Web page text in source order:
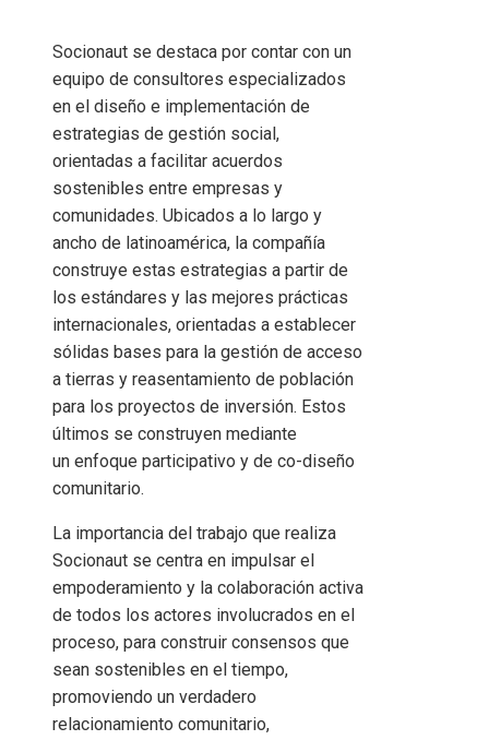
Socionaut se destaca por contar con un
equipo de consultores especializados
en el diseño e implementación de
estrategias de gestión social,
orientadas a facilitar acuerdos
sostenibles entre empresas y
comunidades. Ubicados a lo largo y
ancho de latinoamérica, la compañía
construye estas estrategias a partir de
los estándares y las mejores prácticas
internacionales, orientadas a establecer
sólidas bases para la gestión de acceso
a tierras y reasentamiento de población
para los proyectos de inversión. Estos
últimos se construyen mediante
un enfoque participativo y de co-diseño
comunitario.
La importancia del trabajo que realiza
Socionaut se centra en impulsar el
empoderamiento y la colaboración activa
de todos los actores involucrados en el
proceso, para construir consensos que
sean sostenibles en el tiempo,
promoviendo un verdadero
relacionamiento comunitario,